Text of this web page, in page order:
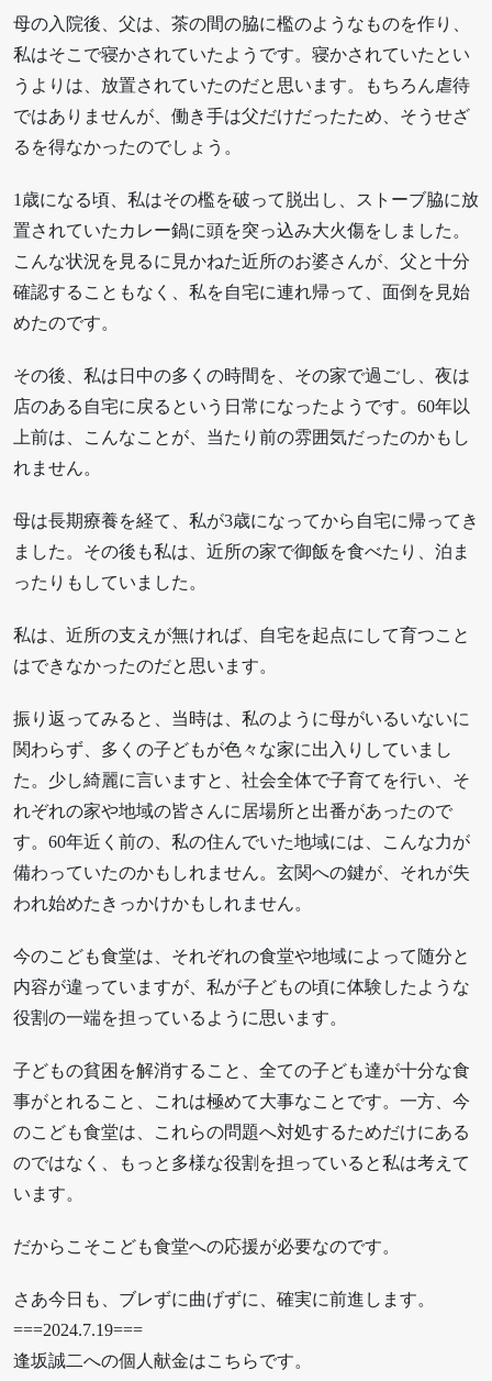
母の入院後、父は、茶の間の脇に檻のようなものを作り、
私はそこで寝かされていたようです。寝かされていたとい
うよりは、放置されていたのだと思います。もちろん虐待
ではありませんが、働き手は父だけだったため、そうせざ
るを得なかったのでしょう。
1歳になる頃、私はその檻を破って脱出し、ストーブ脇に放
置されていたカレー鍋に頭を突っ込み大火傷をしました。
こんな状況を見るに見かねた近所のお婆さんが、父と十分
確認することもなく、私を自宅に連れ帰って、面倒を見始
めたのです。
その後、私は日中の多くの時間を、その家で過ごし、夜は
店のある自宅に戻るという日常になったようです。60年以
上前は、こんなことが、当たり前の雰囲気だったのかもし
れません。
母は長期療養を経て、私が3歳になってから自宅に帰ってき
ました。その後も私は、近所の家で御飯を食べたり、泊ま
ったりもしていました。
私は、近所の支えが無ければ、自宅を起点にして育つこと
はできなかったのだと思います。
振り返ってみると、当時は、私のように母がいるいないに
関わらず、多くの子どもが色々な家に出入りしていまし
た。少し綺麗に言いますと、社会全体で子育てを行い、そ
れぞれの家や地域の皆さんに居場所と出番があったので
す。60年近く前の、私の住んでいた地域には、こんな力が
備わっていたのかもしれません。玄関への鍵が、それが失
われ始めたきっかけかもしれません。
今のこども食堂は、それぞれの食堂や地域によって随分と
内容が違っていますが、私が子どもの頃に体験したような
役割の一端を担っているように思います。
子どもの貧困を解消すること、全ての子ども達が十分な食
事がとれること、これは極めて大事なことです。一方、今
のこども食堂は、これらの問題へ対処するためだけにある
のではなく、もっと多様な役割を担っていると私は考えて
います。
だからこそこども食堂への応援が必要なのです。
さあ今日も、ブレずに曲げずに、確実に前進します。
===2024.7.19===
逢坂誠二への個人献金はこちらです。